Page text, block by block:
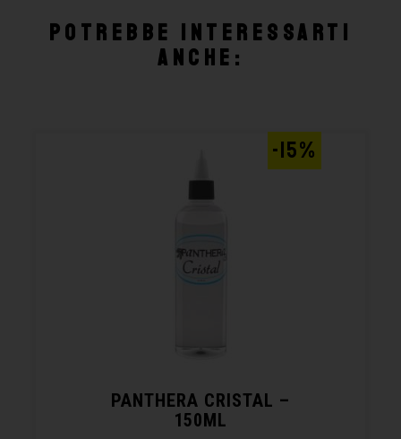
Potrebbe interessarti
anche:
PANTHERA CRISTAL –
150ML
-15%